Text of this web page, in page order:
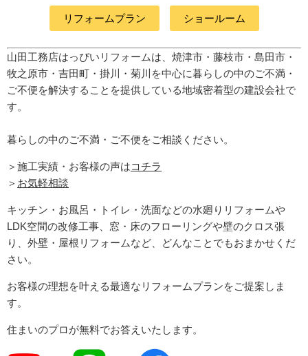
リフォームプラン ショールーム
山田工務店はっぴいリフォームは、焼津市・藤枝市・島田市・
牧之原市・吉田町 ・掛川・菊川 を中心に暮らしの中のご不満・
ご不便を解決することを提供している地域密着型の建設会社で
す。
暮らしの中のご不満・ご不便をご相談ください。
＞施工実績・お客様の声はコチラ
＞ お気軽相談
キッチン・お風呂・トイレ・洗面などの水廻りリフォームや
LDK空間の改修工事、窓・床のフローリングや壁のクロス張
り、外壁・屋根リフォームなど、どんなことでもおまかせくだ
さい。
お客様の理想を叶える最適なリフォームプランをご提案しま
す。
住まいのプロが無料でお答えいたします。